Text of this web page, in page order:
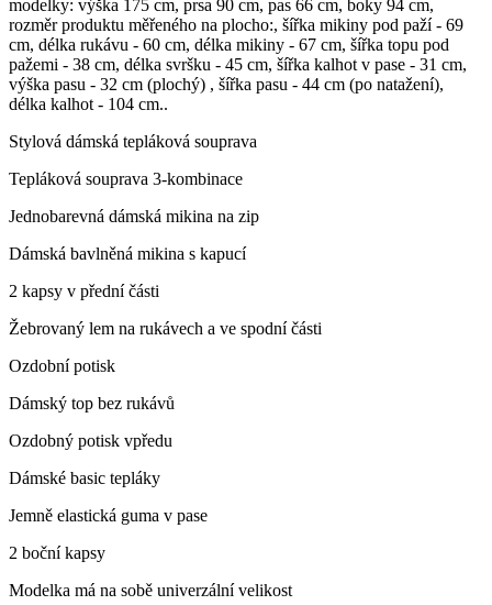
modelky: výška 175 cm, prsa 90 cm, pas 66 cm, boky 94 cm,
rozměr produktu měřeného na plocho:, šířka mikiny pod paží - 69
cm, délka rukávu - 60 cm, délka mikiny - 67 cm, šířka topu pod
pažemi - 38 cm, délka svršku - 45 cm, šířka kalhot v pase - 31 cm,
výška pasu - 32 cm (plochý) , šířka pasu - 44 cm (po natažení),
délka kalhot - 104 cm..
Stylová dámská tepláková souprava
Tepláková souprava 3-kombinace
Jednobarevná dámská mikina na zip
Dámská bavlněná mikina s kapucí
2 kapsy v přední části
Žebrovaný lem na rukávech a ve spodní části
Ozdobní potisk
Dámský top bez rukávů
Ozdobný potisk vpředu
Dámské basic tepláky
Jemně elastická guma v pase
2 boční kapsy
Modelka má na sobě univerzální velikost